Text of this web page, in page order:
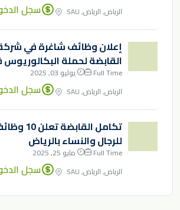
الرياض, الرياض, SAU
سجل
إعلان وظائف شاغرة في
القابضة لحملة
Full Time
يوليو 03, 2025
الرياض, الرياض, SAU
سجل
تكامل
للرجال والنساء بالرياض
Full Time
مايو 25, 2025
الرياض, الرياض, SAU
سجل